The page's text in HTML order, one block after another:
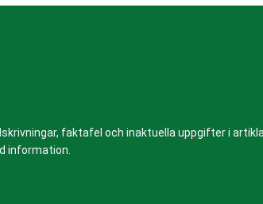
faktafel och inaktuella uppgifter i
information.